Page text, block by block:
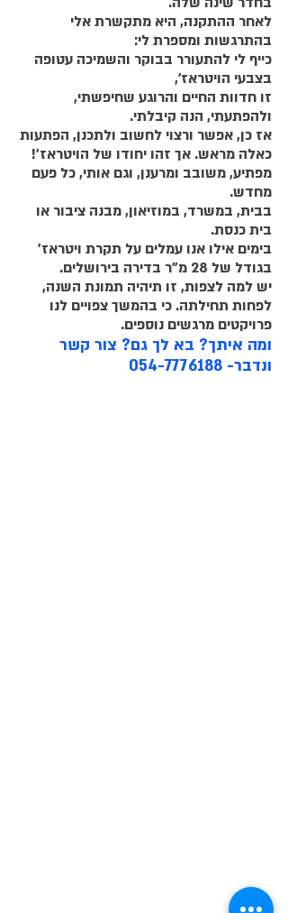
לאחר ההתקנה, היא מתקשרת אלי
בהתרגשות ומספרת לי:
כייף לי להתעורר בבוקר והשמיכה עטופה
בצבעי הויטראז',
זו חדוות החיים והרוגע שחיפשתי,
ולהפתעתי, הנה קיבלתי.
אז כן, אפשר ורצוי לחשוב ולתכנן, הפתעות
כאלה מראש. אך זהו יחודו של הויטראז'!
מפתיע, משובב ומרענן, וגם אותי, כל פעם
מחדש.
בבית, במשרד, במוזיאון, מבנה ציבור או
בית כנסת.
בימים אילו אנו עמלים על תקרת ויטראז'
בגודל של 28 מ"ר בדירה בירושלים.
יש למה לצפות, זו תיהיה תמונת השנה,
לפחות תחילתה. כי בהמשך צפויים לנו
פרויקטים מרגשים נוספים.
ומה איתך? בא לך גם? צור קשר
ונדבר- 054-7776188